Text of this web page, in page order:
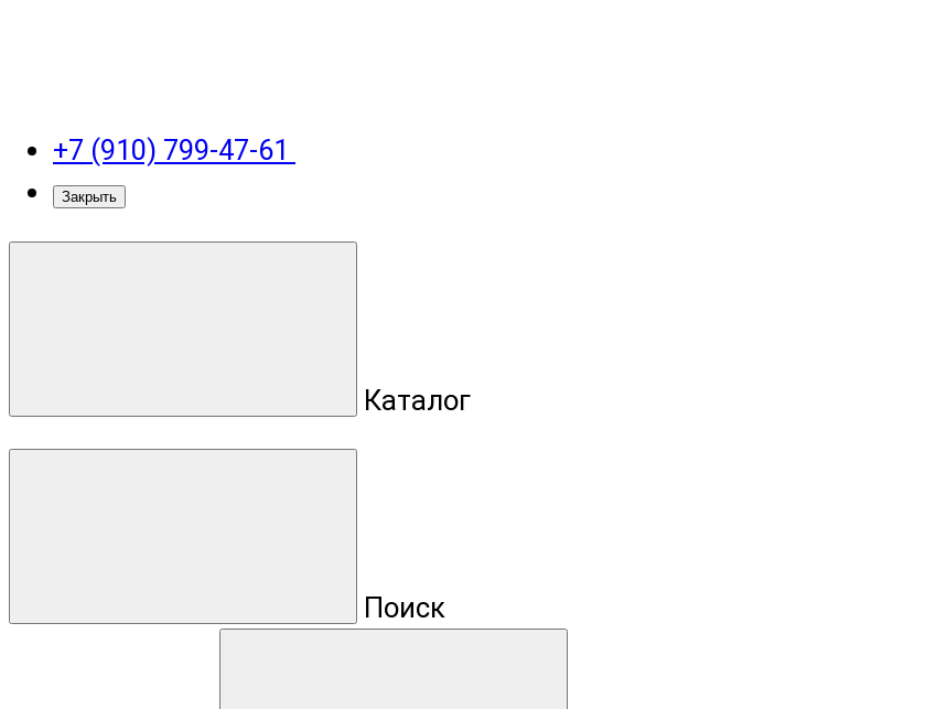
+7 (910) 799-47-61
Закрыть
Каталог
Поиск